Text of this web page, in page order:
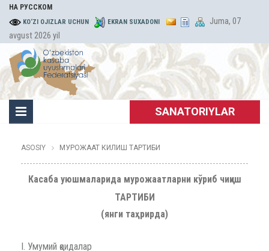
НА РУССКОМ
KO‘ZI OJIZLAR UCHUN EKRAN SUXADONI
Juma, 07
avgust 2026 yil
SANATORIYLAR
ASOSIY МУРОЖААТ КИЛИШ ТАРТИБИ
Касаба уюшмаларида мурожаатларни кўриб чиқиш
ТАРТИБИ
(янги таҳрирда)
I. Умумий қоидалар